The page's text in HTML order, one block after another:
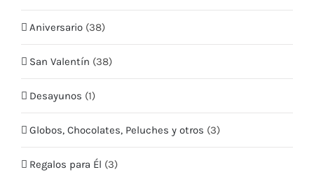
Aniversario (38)
San Valentín (38)
Desayunos (1)
Globos, Chocolates, Peluches y otros (3)
Regalos para Él (3)
Teléfono: +569 5409 2635
Email:info@quieroflores.cl
Web:www.quieroflores.cl
Facebook:/floresymas.cl